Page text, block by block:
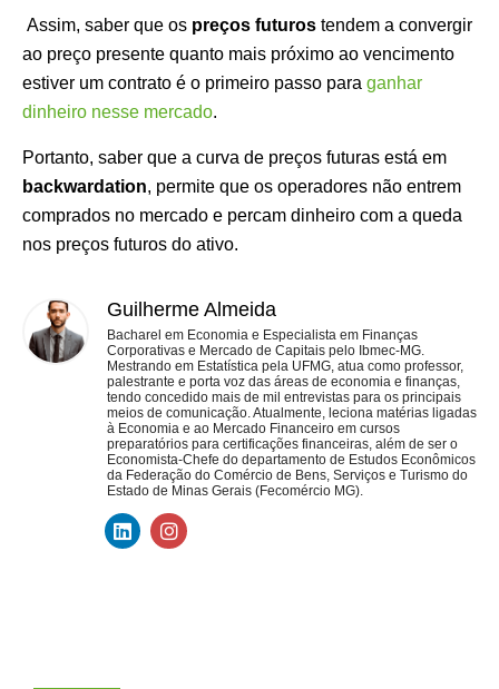
Assim, saber que os preços futuros tendem a convergir
ao preço presente quanto mais próximo ao vencimento
estiver um contrato é o primeiro passo para ganhar
dinheiro nesse mercado.
Portanto, saber que a curva de preços futuras está em
backwardation, permite que os operadores não entrem
comprados no mercado e percam dinheiro com a queda
nos preços futuros do ativo.
Guilherme Almeida
Bacharel em Economia e Especialista em Finanças
Corporativas e Mercado de Capitais pelo Ibmec-MG.
Mestrando em Estatística pela UFMG, atua como professor,
palestrante e porta voz das áreas de economia e finanças,
tendo concedido mais de mil entrevistas para os principais
meios de comunicação. Atualmente, leciona matérias ligadas
à Economia e ao Mercado Financeiro em cursos
preparatórios para certificações financeiras, além de ser o
Economista-Chefe do departamento de Estudos Econômicos
da Federação do Comércio de Bens, Serviços e Turismo do
Estado de Minas Gerais (Fecomércio MG).